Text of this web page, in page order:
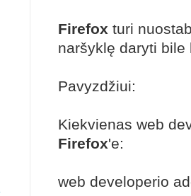
Firefox turi
naršyklę daryti bile
Pavyzdžiui:
Kiekvienas web
Firefox'e:
web developerio